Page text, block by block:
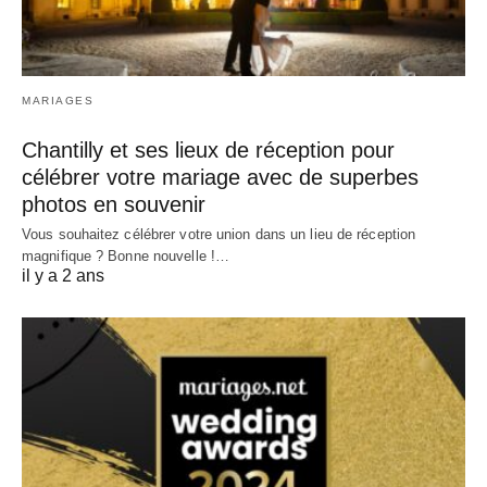
MARIAGES
Chantilly et ses lieux de réception pour
célébrer votre mariage avec de superbes
photos en souvenir
Vous souhaitez célébrer votre union dans un lieu de réception
magnifique ? Bonne nouvelle !…
il y a 2 ans